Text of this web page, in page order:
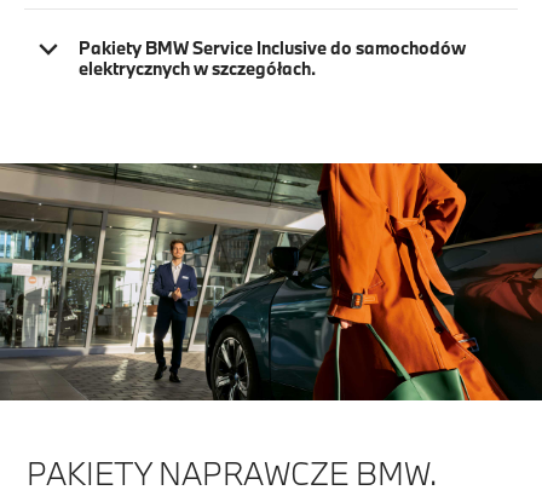
Pakiety BMW Service Inclusive do samochodów
elektrycznych w szczegółach.
PAKIETY NAPRAWCZE BMW.